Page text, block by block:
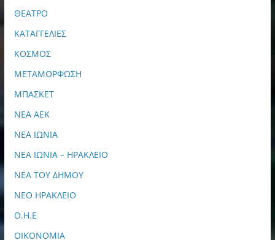
ΘΕΑΤΡΟ
ΚΑΤΑΓΓΕΛΙΕΣ
ΚΟΣΜΟΣ
ΜΕΤΑΜΟΡΦΩΣΗ
ΜΠΑΣΚΕΤ
ΝΕΑ ΑΕΚ
ΝΕΑ ΙΩΝΙΑ
ΝΕΑ ΙΩΝΙΑ – ΗΡΑΚΛΕΙΟ
ΝΕΑ ΤΟΥ ΔΗΜΟΥ
ΝΕΟ ΗΡΑΚΛΕΙΟ
Ο.Η.Ε
ΟΙΚΟΝΟΜΙΑ